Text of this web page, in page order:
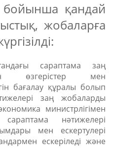
бойынша қандай
жобаларға
сараптама заң
өзгерістер мен
бағалау құралы болып
заң жобаларды
министрлігімен
сараптама нәтижелері
мен ескертулері
ескеріледі және